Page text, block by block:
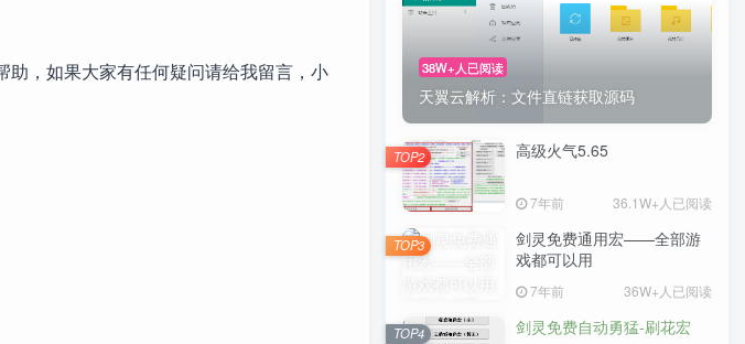
，如果大家有任何疑问请给我留言，小
38W+人已阅读
天翼云解析：文件直链获取源码
高级火气5.65
7年前 36.1W+人已阅读
TOP2
剑灵免费通用宏——全部游
戏都可以用
7年前 36W+人已阅读
TOP3
剑灵免费自动勇猛-刷花宏
TOP4